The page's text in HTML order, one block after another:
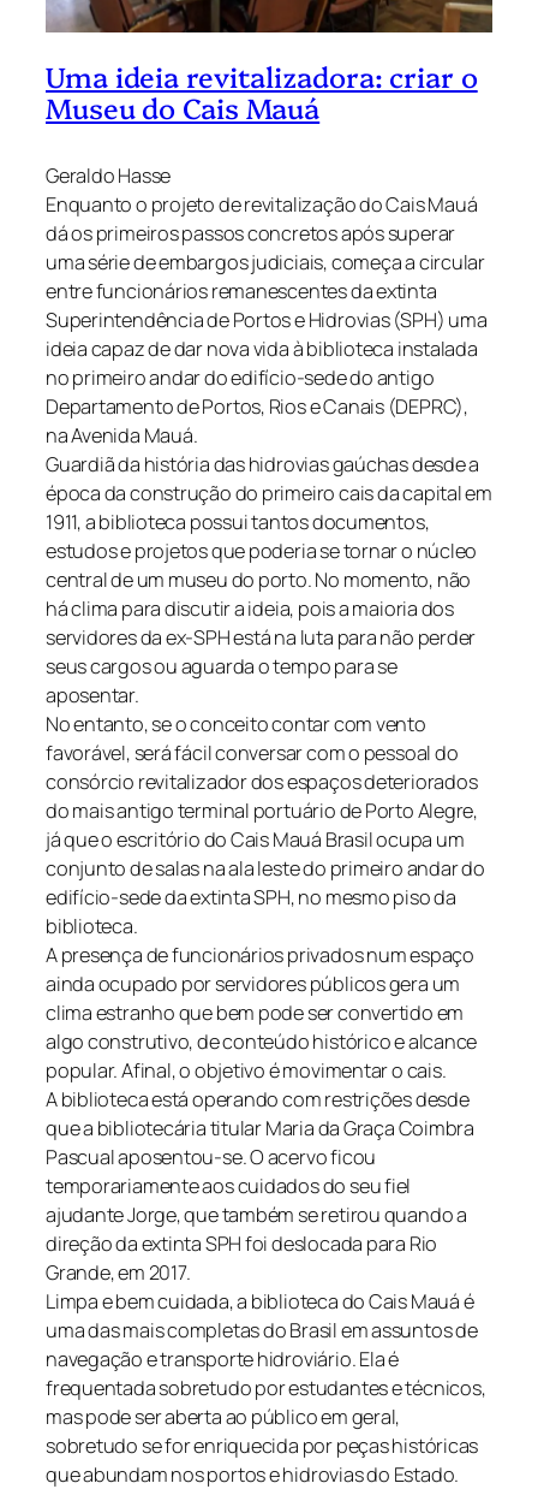
Uma ideia revitalizadora: criar o
Museu do Cais Mauá
Geraldo Hasse
Enquanto o projeto de revitalização do Cais Mauá
dá os primeiros passos concretos após superar
uma série de embargos judiciais, começa a circular
entre funcionários remanescentes da extinta
Superintendência de Portos e Hidrovias (SPH) uma
ideia capaz de dar nova vida à biblioteca instalada
no primeiro andar do edifício-sede do antigo
Departamento de Portos, Rios e Canais (DEPRC),
na Avenida Mauá.
Guardiã da história das hidrovias gaúchas desde a
época da construção do primeiro cais da capital em
1911, a biblioteca possui tantos documentos,
estudos e projetos que poderia se tornar o núcleo
central de um museu do porto. No momento, não
há clima para discutir a ideia, pois a maioria dos
servidores da ex-SPH está na luta para não perder
seus cargos ou aguarda o tempo para se
aposentar.
No entanto, se o conceito contar com vento
favorável, será fácil conversar com o pessoal do
consórcio revitalizador dos espaços deteriorados
do mais antigo terminal portuário de Porto Alegre,
já que o escritório do Cais Mauá Brasil ocupa um
conjunto de salas na ala leste do primeiro andar do
edifício-sede da extinta SPH, no mesmo piso da
biblioteca.
A presença de funcionários privados num espaço
ainda ocupado por servidores públicos gera um
clima estranho que bem pode ser convertido em
algo construtivo, de conteúdo histórico e alcance
popular. Afinal, o objetivo é movimentar o cais.
A biblioteca está operando com restrições desde
que a bibliotecária titular Maria da Graça Coimbra
Pascual aposentou-se. O acervo ficou
temporariamente aos cuidados do seu fiel
ajudante Jorge, que também se retirou quando a
direção da extinta SPH foi deslocada para Rio
Grande, em 2017.
Limpa e bem cuidada, a biblioteca do Cais Mauá é
uma das mais completas do Brasil em assuntos de
navegação e transporte hidroviário. Ela é
frequentada sobretudo por estudantes e técnicos,
mas pode ser aberta ao público em geral,
sobretudo se for enriquecida por peças históricas
que abundam nos portos e hidrovias do Estado.